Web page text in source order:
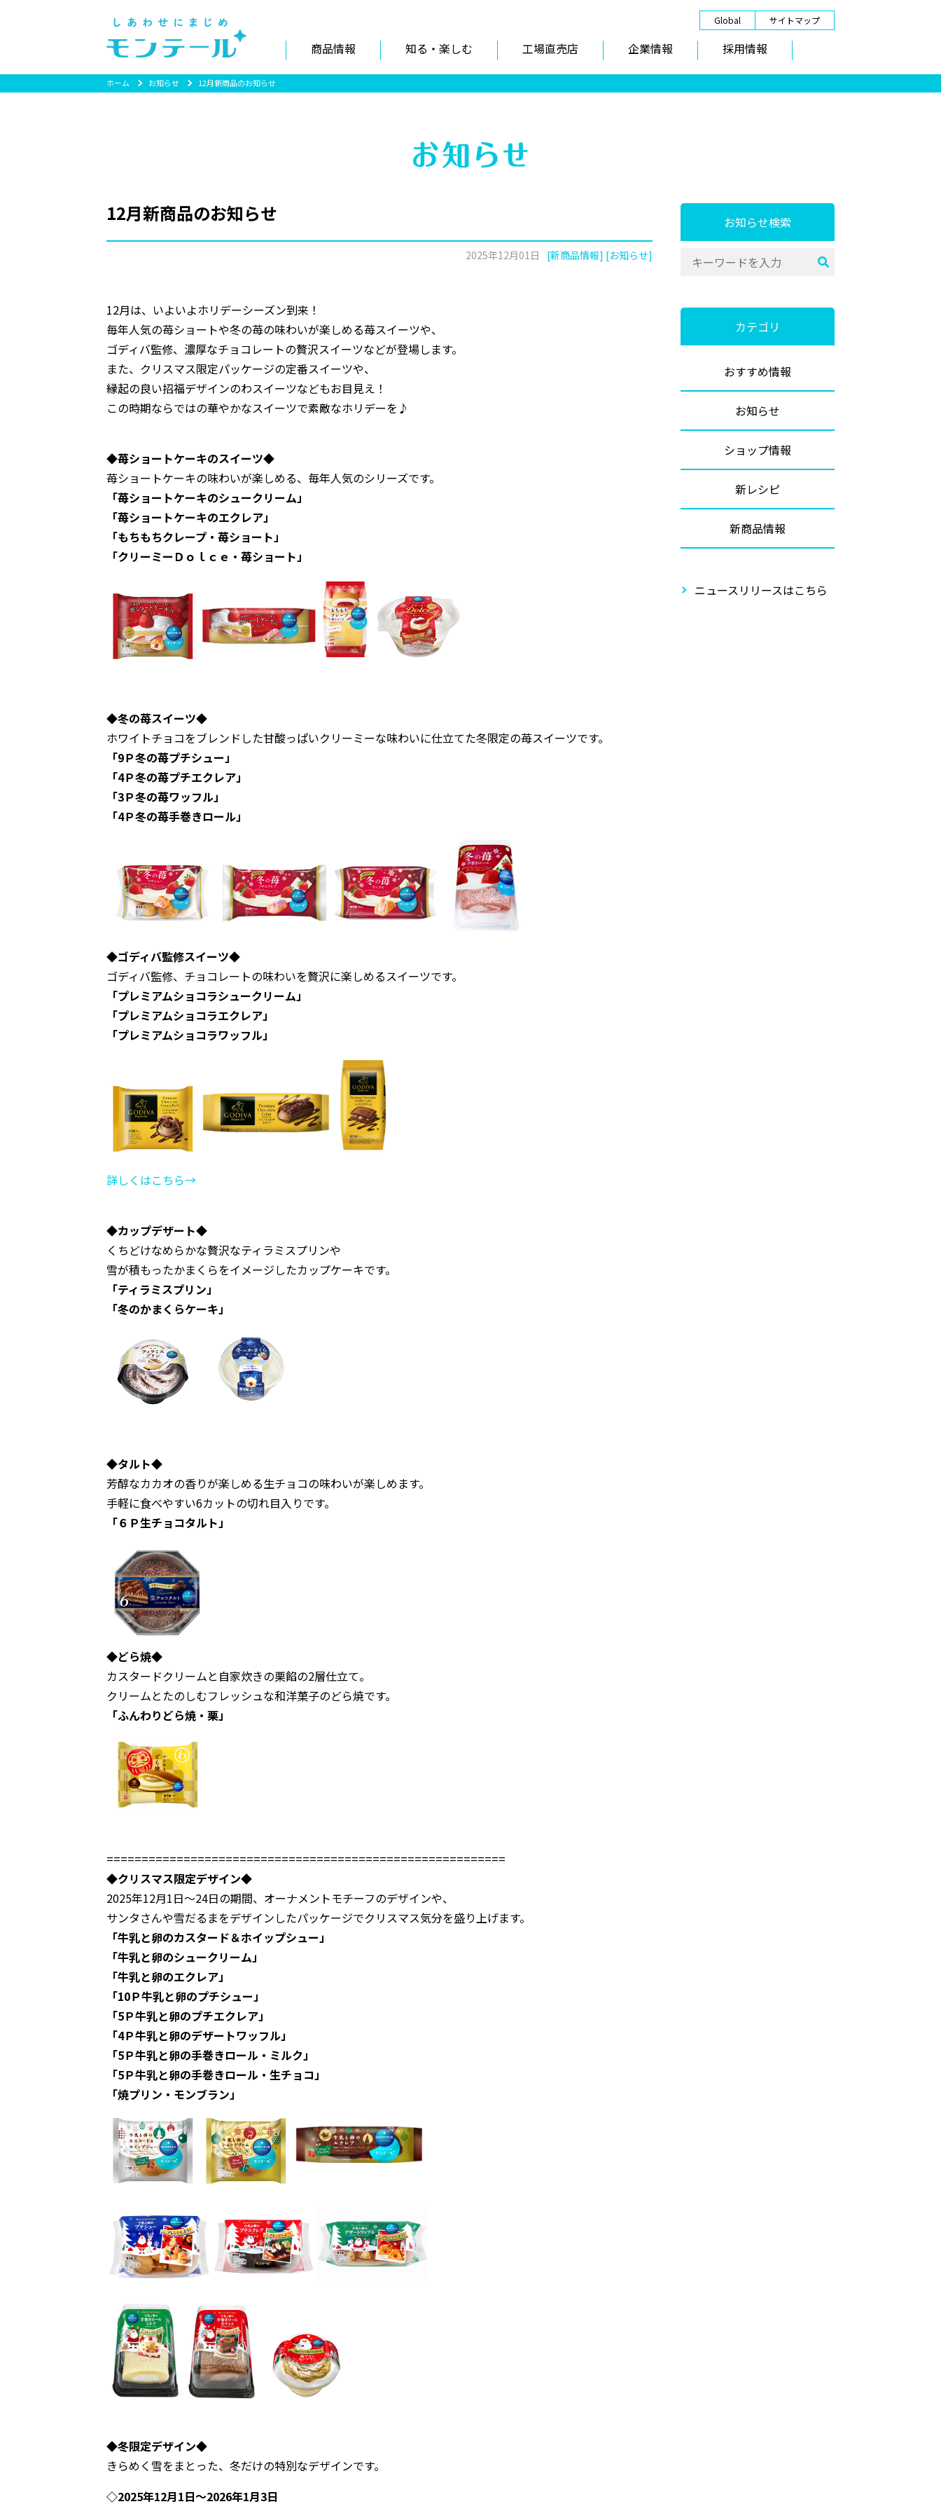
Global サイトマップ
商品情報 知る・楽しむ 工場直売店 企業情報 採用情報
ホーム お知らせ 12月新商品のお知らせ
12月新商品のお知らせ
2025年12月01日 [新商品情報] [お知らせ]
12月は、いよいよホリデーシーズン到来！
毎年人気の苺ショートや冬の苺の味わいが楽しめる苺スイーツや、
ゴディバ監修、濃厚なチョコレートの贅沢スイーツなどが登場します。
また、クリスマス限定パッケージの定番スイーツや、
縁起の良い招福デザインのわスイーツなどもお目見え！
この時期ならではの華やかなスイーツで素敵なホリデーを♪
◆苺ショートケーキのスイーツ◆
苺ショートケーキの味わいが楽しめる、毎年人気のシリーズです。
「苺ショートケーキのシュークリーム」
「苺ショートケーキのエクレア」
「もちもちクレープ・苺ショート」
「クリーミーＤｏｌｃｅ・苺ショート」
◆冬の苺スイーツ◆
ホワイトチョコをブレンドした甘酸っぱいクリーミーな味わいに仕立てた冬限定の苺スイーツです。
「9Ｐ冬の苺プチシュー」
「4Ｐ冬の苺プチエクレア」
「3Ｐ冬の苺ワッフル」
「4Ｐ冬の苺手巻きロール」
◆ゴディバ監修スイーツ◆
ゴディバ監修、チョコレートの味わいを贅沢に楽しめるスイーツです。
「プレミアムショコラシュークリーム」
「プレミアムショコラエクレア」
「プレミアムショコラワッフル」
詳しくはこちら→
◆カップデザート◆
くちどけなめらかな贅沢なティラミスプリンや
雪が積もったかまくらをイメージしたカップケーキです。
「ティラミスプリン」
「冬のかまくらケーキ」
◆タルト◆
芳醇なカカオの香りが楽しめる生チョコの味わいが楽しめます。
手軽に食べやすい6カットの切れ目入りです。
「６Ｐ生チョコタルト」
◆どら焼◆
カスタードクリームと自家炊きの栗餡の2層仕立て。
クリームとたのしむフレッシュな和洋菓子のどら焼です。
「ふんわりどら焼・栗」
=========================================================
◆クリスマス限定デザイン◆
2025年12月1日～24日の期間、オーナメントモチーフのデザインや、
サンタさんや雪だるまをデザインしたパッケージでクリスマス気分を盛り上げます。
「牛乳と卵のカスタード＆ホイップシュー」
「牛乳と卵のシュークリーム」
「牛乳と卵のエクレア」
「10Ｐ牛乳と卵のプチシュー」
「5Ｐ牛乳と卵のプチエクレア」
「4Ｐ牛乳と卵のデザートワッフル」
「5Ｐ牛乳と卵の手巻きロール・ミルク」
「5Ｐ牛乳と卵の手巻きロール・生チョコ」
「焼プリン・モンブラン」
◆冬限定デザイン◆
きらめく雪をまとった、冬だけの特別なデザインです。
◇2025年12月1日～2026年1月3日
お知らせ検索
カテゴリ
おすすめ情報
お知らせ
ショップ情報
新レシピ
新商品情報
ニュースリリースはこちら